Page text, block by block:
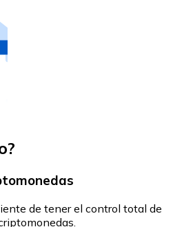
de tener el control total de